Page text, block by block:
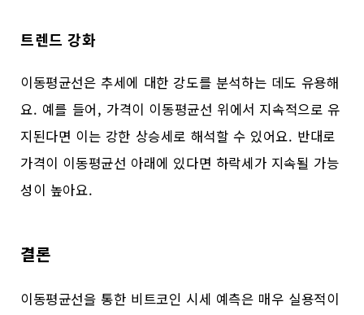
트렌드 강화
이동평균선은 추세에 대한 강도를 분석하는 데도 유용해
요. 예를 들어, 가격이 이동평균선 위에서 지속적으로 유
지된다면 이는 강한 상승세로 해석할 수 있어요. 반대로
가격이 이동평균선 아래에 있다면 하락세가 지속될 가능
성이 높아요.
결론
이동평균선을 통한 비트코인 시세 예측은 매우 실용적이